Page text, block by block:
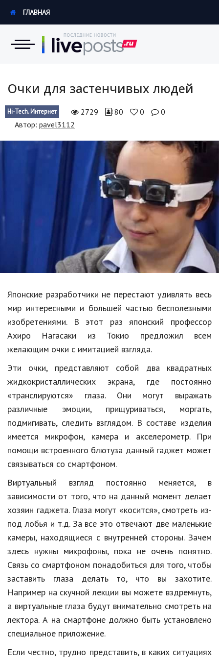
Экономика
Происшествия
Hi-Tech. Интернет
Наука и техника
Образование
Культура
Спорт
Знаменитости
Статьи
Обзоры
Рецепты
Красота и здоровье
Hi-Tech. Интернет
Авто, мото
Дом и сад
Недвижимость
Спорт и фитнес
Психология и отношения
Творчество и рукоделие
Разное
Работа и бизнес
Животные
Еда и напитки
Праздники и подарки
ГЛАВНАЯ
Очки для застенчивых людей
Hi-Tech. Интернет 2729 80 0
0
Автор: pavel3112
Японские разработчики не перестают удивлять весь
мир интересными и большей частью бесполезными
изобретениями. В этот раз японский профессор
Ахиро Нагасаки из Токио предложил всем
желающим очки с имитацией взгляда.
Эти очки, представляют собой два квадратных
жидкокристаллических экрана, где постоянно
«транслируются» глаза. Они могут выражать
различные эмоции, прищуриваться, моргать,
подмигивать, следить взглядом. В составе изделия
имеется микрофон, камера и акселерометр. При
помощи встроенного блютуза данный гаджет может
связываться со смартфоном.
Виртуальный взгляд постоянно меняется, в
зависимости от того, что на данный момент делает
хозяин гаджета. Глаза могут «косится», смотреть из-
под лобья и т.д. За все это отвечают две маленькие
камеры, находящиеся с внутренней стороны. Зачем
здесь нужны микрофоны, пока не очень понятно.
Связь со смартфоном понадобиться для того, чтобы
заставить глаза делать то, что вы захотите.
Например на скучной лекции вы можете вздремнуть,
а виртуальные глаза будут внимательно смотреть на
лектора. А на смартфоне должно быть установлено
специальное приложение.
Если честно, трудно представить, в каких ситуациях